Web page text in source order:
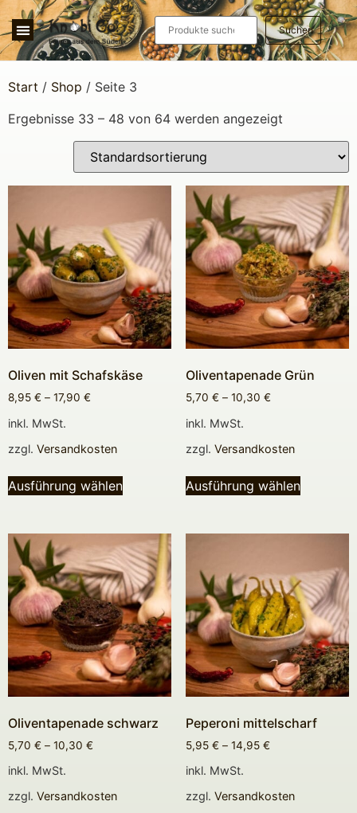
Suchen
Start / Shop / Seite 3
Ergebnisse 33 – 48 von 64 werden angezeigt
Oliven mit Schafskäse
8,95 € – 17,90 €
inkl. MwSt.
zzgl. Versandkosten
Ausführung wählen
Oliventapenade Grün
5,70 € – 10,30 €
inkl. MwSt.
zzgl. Versandkosten
Ausführung wählen
Oliventapenade schwarz
5,70 € – 10,30 €
inkl. MwSt.
zzgl. Versandkosten
Peperoni mittelscharf
5,95 € – 14,95 €
inkl. MwSt.
zzgl. Versandkosten